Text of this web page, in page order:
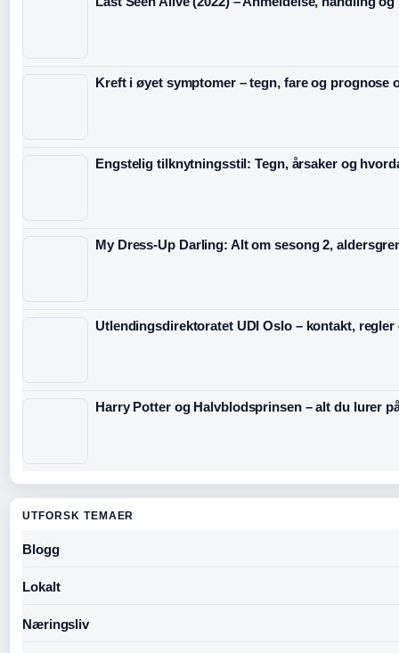
Kreft i øyet symptomer – tegn, fare og prognose
Engstelig tilknytningsstil: Tegn, årsaker og
My Dress-Up Darling: Alt om sesong 2,
Utlendingsdirektoratet UDI Oslo – kontakt,
Harry Potter og Halvblodsprinsen – alt du lurer
UTFORSK TEMAER
Blogg
Lokalt
Næringsliv